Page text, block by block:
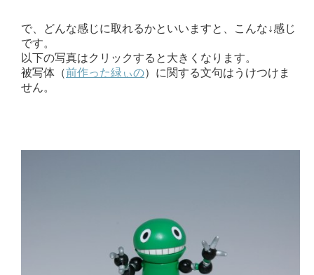
で、どんな感じに取れるかといいますと、こんな↓感じ
です。
以下の写真はクリックすると大きくなります。
被写体（前作った緑ぃの）に関する文句はうけつけま
せん。